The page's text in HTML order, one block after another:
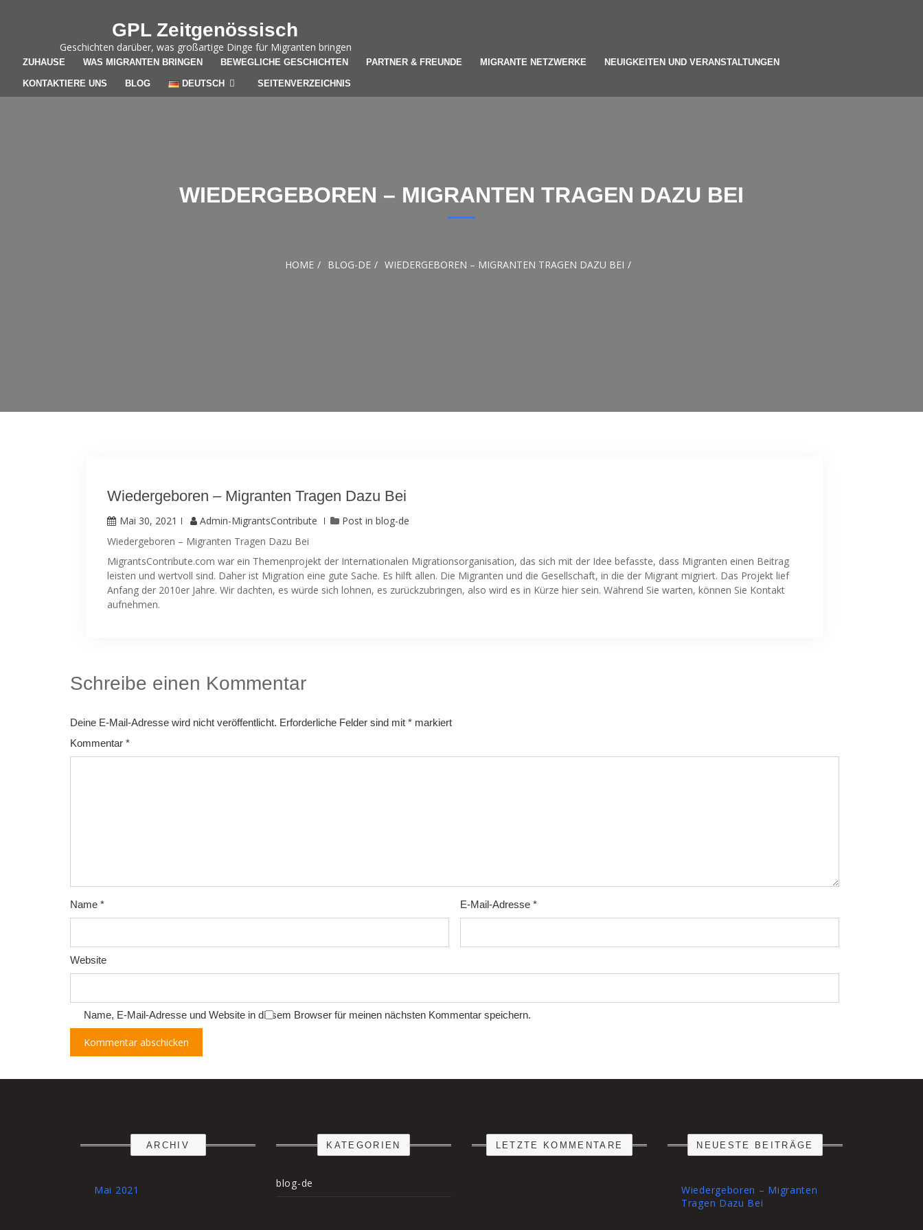
GPL Zeitgenössisch
Geschichten darüber, was großartige Dinge für Migranten bringen
ZUHAUSE WAS MIGRANTEN BRINGEN BEWEGLICHE GESCHICHTEN PARTNER & FREUNDE MIGRANTE NETZWERKE NEUIGKEITEN UND VERANSTALTUNGEN
KONTAKTIERE UNS BLOG DEUTSCH SEITENVERZEICHNIS
WIEDERGEBOREN – MIGRANTEN TRAGEN DAZU BEI
HOME BLOG-DE WIEDERGEBOREN – MIGRANTEN TRAGEN DAZU BEI
Wiedergeboren – Migranten Tragen Dazu Bei
Mai 30, 2021 Admin-MigrantsContribute Post in blog-de
Wiedergeboren – Migranten Tragen Dazu Bei
MigrantsContribute.com war ein Themenprojekt der Internationalen Migrationsorganisation, das sich mit der Idee befasste, dass Migranten einen Beitrag
leisten und wertvoll sind. Daher ist Migration eine gute Sache. Es hilft allen. Die Migranten und die Gesellschaft, in die der Migrant migriert. Das Projekt lief
Anfang der 2010er Jahre. Wir dachten, es würde sich lohnen, es zurückzubringen, also wird es in Kürze hier sein. Während Sie warten, können Sie Kontakt
aufnehmen.
Schreibe einen Kommentar
Deine E-Mail-Adresse wird nicht veröffentlicht. Erforderliche Felder sind mit * markiert
Kommentar *
Name * E-Mail-Adresse *
Website
Name, E-Mail-Adresse und Website in diesem Browser für meinen nächsten Kommentar speichern.
ARCHIV
Mai 2021
KATEGORIEN
blog-de
LETZTE KOMMENTARE NEUESTE BEITRÄGE
Wiedergeboren – Migranten
Tragen Dazu Bei